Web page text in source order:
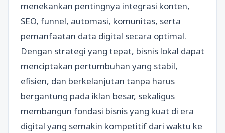
menekankan pentingnya integrasi konten,
SEO, funnel, automasi, komunitas, serta
pemanfaatan data digital secara optimal.
Dengan strategi yang tepat, bisnis lokal dapat
menciptakan pertumbuhan yang stabil,
efisien, dan berkelanjutan tanpa harus
bergantung pada iklan besar, sekaligus
membangun fondasi bisnis yang kuat di era
digital yang semakin kompetitif dari waktu ke